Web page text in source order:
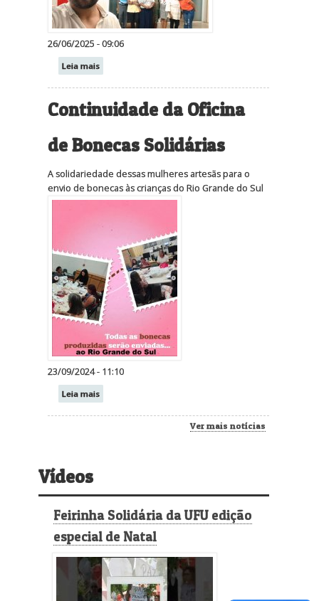
26/06/2025 - 09:06
Leia mais
Continuidade da Oficina
de Bonecas Solidárias
A solidariedade dessas mulheres artesãs para o
envio de bonecas às crianças do Rio Grande do Sul
23/09/2024 - 11:10
Leia mais
Ver mais notícias
Vídeos
Feirinha Solidária da UFU edição
especial de Natal